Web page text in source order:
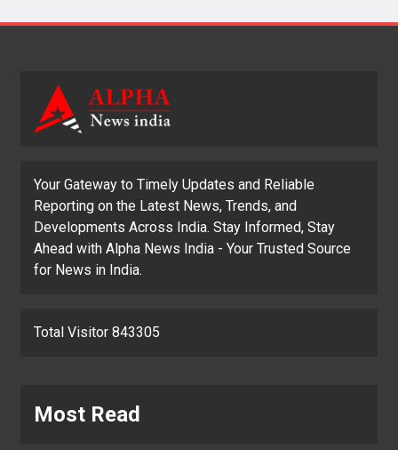
Your Gateway to Timely Updates and Reliable
Reporting on the Latest News, Trends, and
Developments Across India. Stay Informed, Stay
Ahead with Alpha News India - Your Trusted Source
for News in India.
Total Visitor 843305
Most Read